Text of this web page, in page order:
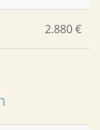
2.880 €